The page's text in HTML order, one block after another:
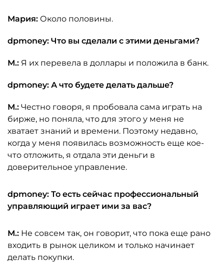
Мария: Около половины.
dpmoney: Что вы сделали с этими деньгами?
М.: Я их перевела в доллары и положила в банк.
dpmoney: А что будете делать дальше?
М.: Честно говоря, я пробовала сама играть на
бирже, но поняла, что для этого у меня не
хватает знаний и времени. Поэтому недавно,
когда у меня появилась возможность еще кое-
что отложить, я отдала эти деньги в
доверительное управление.
dpmoney: То есть сейчас профессиональный
управляющий играет ими за вас?
М.: Не совсем так, он говорит, что пока еще рано
входить в рынок целиком и только начинает
делать покупки.